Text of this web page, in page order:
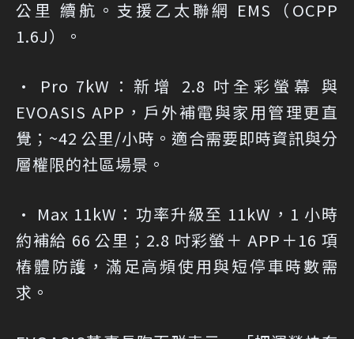
公里 續航。支援乙太聯網 EMS（OCPP
1.6J）。
• Pro 7kW ：新增 2.8 吋全彩螢幕 與
EVOASIS APP，戶外補電與家用管理更直
覺；~42 公里/小時。適合需要即時資訊與分
層權限的社區場景。
• Max 11kW ：功率升級至 11kW，1 小時
約補給 66 公里；2.8 吋彩螢＋ APP＋16 項
樁體防護，滿足高頻使用與短停車時數需
求。